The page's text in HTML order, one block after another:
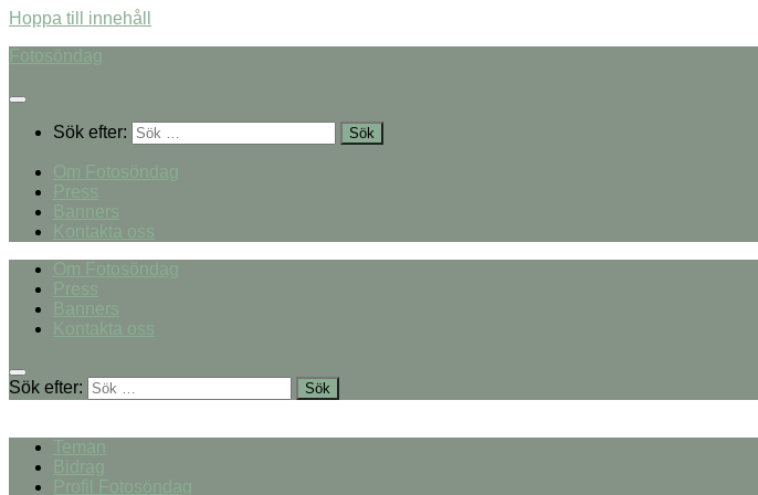
Hoppa till innehåll
Fotosöndag
Sök efter:
Om Fotosöndag
Press
Banners
Kontakta oss
Om Fotosöndag
Press
Banners
Kontakta oss
Sök efter:
Teman
Bidrag
Profil Fotosöndag